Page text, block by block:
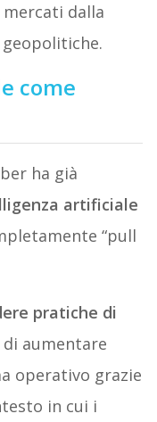
dalla
come
ha già
artificiale
“pull
pratiche di
di aumentare
operativo grazie
in cui i